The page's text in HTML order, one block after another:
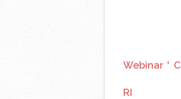
Webinar '
RI